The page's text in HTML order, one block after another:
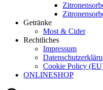
Getränke
Most & Cider
Rechtliches
Impressum
Cookie Policy
ONLINESHOP